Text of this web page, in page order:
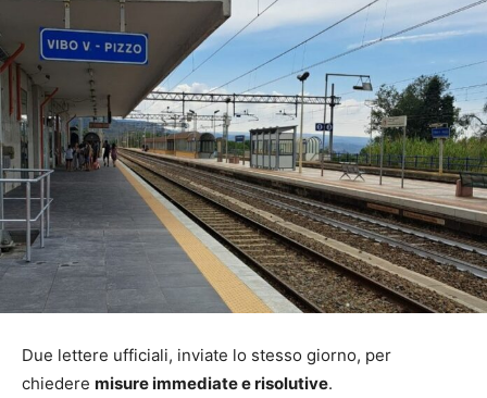
Due lettere ufficiali, inviate lo stesso giorno, per
chiedere misure immediate e risolutive.